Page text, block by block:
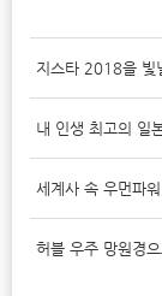
지스타 2018을 빛
내 인생 최고의 일
세계사 속 우먼파
허블 우주 망원경